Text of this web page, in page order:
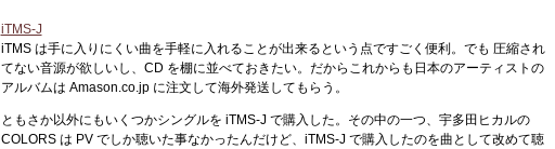
iTMS-J
iTMS は手に入りにくい曲を手軽に入れることが出来るという点ですごく便利。でも 圧縮され
てない音源が欲しいし、CD を棚に並べておきたい。だからこれからも日本のアーティストの
アルバムは Amason.co.jp に注文して海外発送してもらう。
ともさか以外にもいくつかシングルを iTMS-J で購入した。その中の一つ、宇多田ヒカルの
COLORS は PV でしか聴いた事なかったんだけど、iTMS-J で購入したのを曲として改めて聴